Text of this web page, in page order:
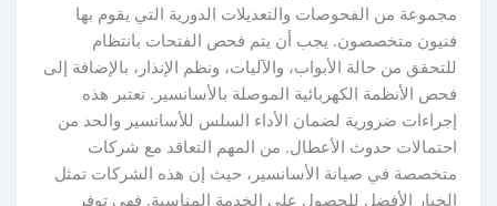
من الفحوصات والتعديلات الدورية التي يقوم بها
متخصصون. يجب أن يتم فحص الفتحات بانتظام
من حالة الأبواب، والآليات، ونظم الإنذار، بالإضافة إلى
الأنظمة الكهربائية الموصلة بالأسانسير. تعتبر هذه
ضرورية لضمان الأداء السلس للأسانسير والحد من
حدوث الأعطال. من المهم التعاقد مع شركات
في صيانة الأسانسير، حيث إن هذه الشركات تمثل
الأفضل للحصول على الخدمة المناسبة. فهي توفر